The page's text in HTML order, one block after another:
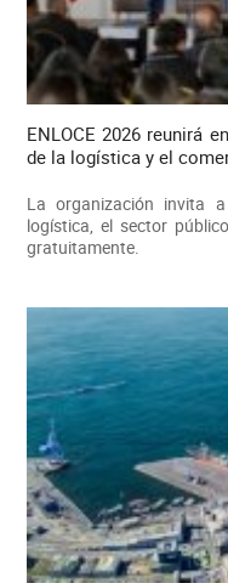
ENLOCE 2026 reunirá
de la logística y el
La organización invita
logística, el sector
gratuitamente.